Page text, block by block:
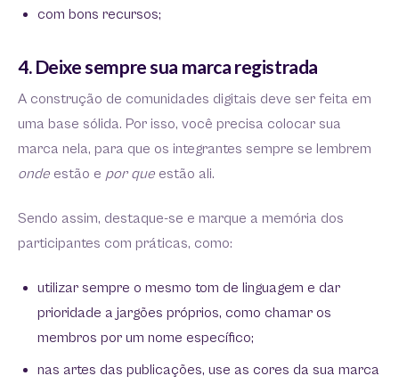
com bons recursos;
4. Deixe sempre sua marca registrada
A construção de comunidades digitais deve ser feita em
uma base sólida. Por isso, você precisa colocar sua
marca nela, para que os integrantes sempre se lembrem
onde estão e por que estão ali.
Sendo assim, destaque-se e marque a memória dos
participantes com práticas, como:
utilizar sempre o mesmo tom de linguagem e dar
prioridade a jargões próprios, como chamar os
membros por um nome específico;
nas artes das publicações, use as cores da sua marca